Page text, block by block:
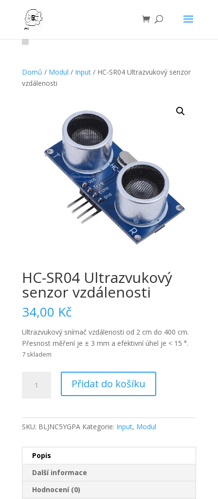
Domů / Modul / Input/ HC-SR04 Ultrazvukový senzor
vzdálenosti
HC-SR04 Ultrazvukový
senzor vzdálenosti
34,00 Kč
Ultrazvukový snímač vzdálenosti od 2 cm do 400 cm.
Přesnost měření je ± 3 mm a efektivní úhel je < 15 °.
7 skladem
SR04
množství
Přidat do košíku
SKU: BLJNC5YGPA Kategorie: Input, Modul
Popis
Další informace
Hodnocení (0)